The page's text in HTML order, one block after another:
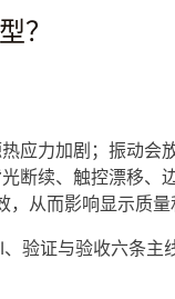
？
应力加剧；振动会
断续、触控漂移、
从而影响显示质量
验证与验收六条主